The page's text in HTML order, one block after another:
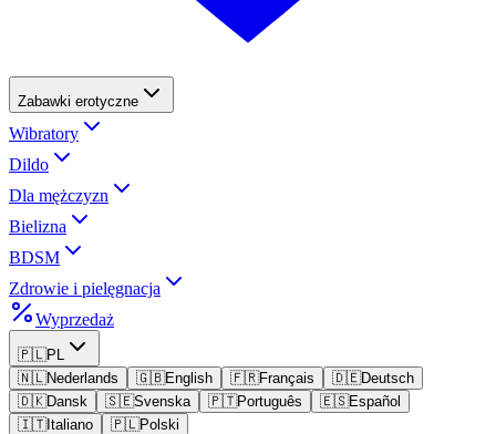
Zabawki erotyczne
Wibratory
Dildo
Dla mężczyzn
Bielizna
BDSM
Zdrowie i pielęgnacja
Wyprzedaż
🇵🇱PL
🇳🇱Nederlands 🇬🇧English 🇫🇷Français 🇩🇪Deutsch
🇩🇰Dansk 🇸🇪Svenska 🇵🇹Português 🇪🇸Español
🇮🇹Italiano 🇵🇱Polski